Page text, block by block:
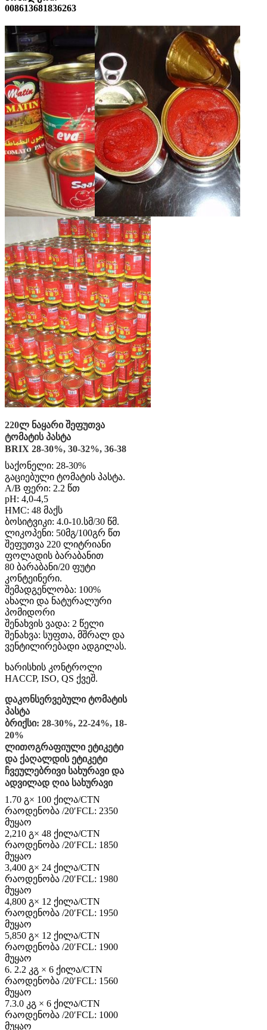
008613681836263
220ლ ნაყარი შეფუთვა
ტომატის პასტა
BRIX 28-30%, 30-32%, 36-38
საქონელი: 28-30%
გაციებული ტომატის პასტა.
A/B ფერი: 2.2 წთ
pH: 4,0-4,5
HMC: 48 მაქს
ბოსიტვიკი: 4.0-10.სმ/30 წმ.
ლიკოპენი: 50მგ/100გრ წთ
შეფუთვა 220 ლიტრიანი
ფოლადის ბარაბანით
80 ბარაბანი/20 ფუტი
კონტეინერი.
შემადგენლობა: 100%
ახალი და ნატურალური
პომიდორი
შენახვის ვადა: 2 წელი
შენახვა: სუფთა, მშრალ და
ვენტილირებადი ადგილას.
ხარისხის კონტროლი
HACCP, ISO, QS ქვეშ.
დაკონსერვებული ტომატის
პასტა
ბრიქსი: 28-30%, 22-24%, 18-
20%
ლითოგრაფიული ეტიკეტი
და ქაღალდის ეტიკეტი
ჩვეულებრივი სახურავი და
ადვილად ღია სახურავი
1.70 გ× 100 ქილა/CTN
რაოდენობა /20′FCL: 2350
მუყაო
2,210 გ× 48 ქილა/CTN
რაოდენობა /20′FCL: 1850
მუყაო
3,400 გ× 24 ქილა/CTN
რაოდენობა /20′FCL: 1980
მუყაო
4,800 გ× 12 ქილა/CTN
რაოდენობა /20′FCL: 1950
მუყაო
5,850 გ× 12 ქილა/CTN
რაოდენობა /20′FCL: 1900
მუყაო
6. 2.2 კგ × 6 ქილა/CTN
რაოდენობა /20′FCL: 1560
მუყაო
7.3.0 კგ × 6 ქილა/CTN
რაოდენობა /20′FCL: 1000
მუყაო